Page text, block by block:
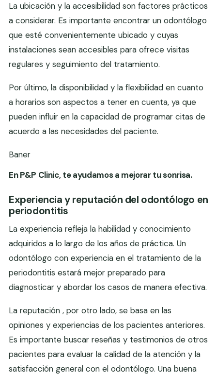
La ubicación y la accesibilidad son factores prácticos
a considerar. Es importante encontrar un odontólogo
que esté convenientemente ubicado y cuyas
instalaciones sean accesibles para ofrece visitas
regulares y seguimiento del tratamiento.
Por último, la disponibilidad y la flexibilidad en cuanto
a horarios son aspectos a tener en cuenta, ya que
pueden influir en la capacidad de programar citas de
acuerdo a las necesidades del paciente.
Baner
En P&P Clinic, te ayudamos a mejorar tu sonrisa.
Experiencia y reputación del odontólogo en
periodontitis
La experiencia refleja la habilidad y conocimiento
adquiridos a lo largo de los años de práctica. Un
odontólogo con experiencia en el tratamiento de la
periodontitis estará mejor preparado para
diagnosticar y abordar los casos de manera efectiva.
La reputación , por otro lado, se basa en las
opiniones y experiencias de los pacientes anteriores.
Es importante buscar reseñas y testimonios de otros
pacientes para evaluar la calidad de la atención y la
satisfacción general con el odontólogo. Una buena